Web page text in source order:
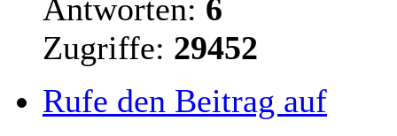
Antworten: 6
Zugriffe: 29452
Rufe den Beitrag auf